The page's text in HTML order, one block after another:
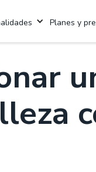
Planes y